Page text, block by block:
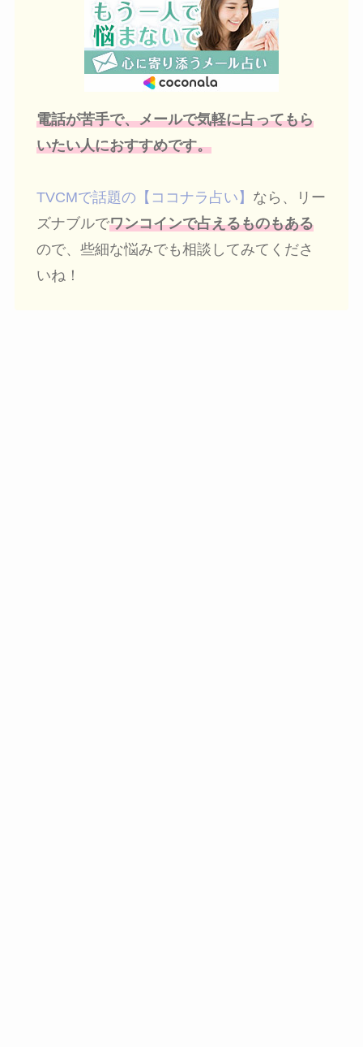
電話が苦手で、メールで気軽に占ってもら
いたい人におすすめです。
TVCMで話題の【ココナラ占い】 なら、リー
ズナブルでワンコインで占えるものもある
ので、些細な悩みでも相談してみてくださ
いね！